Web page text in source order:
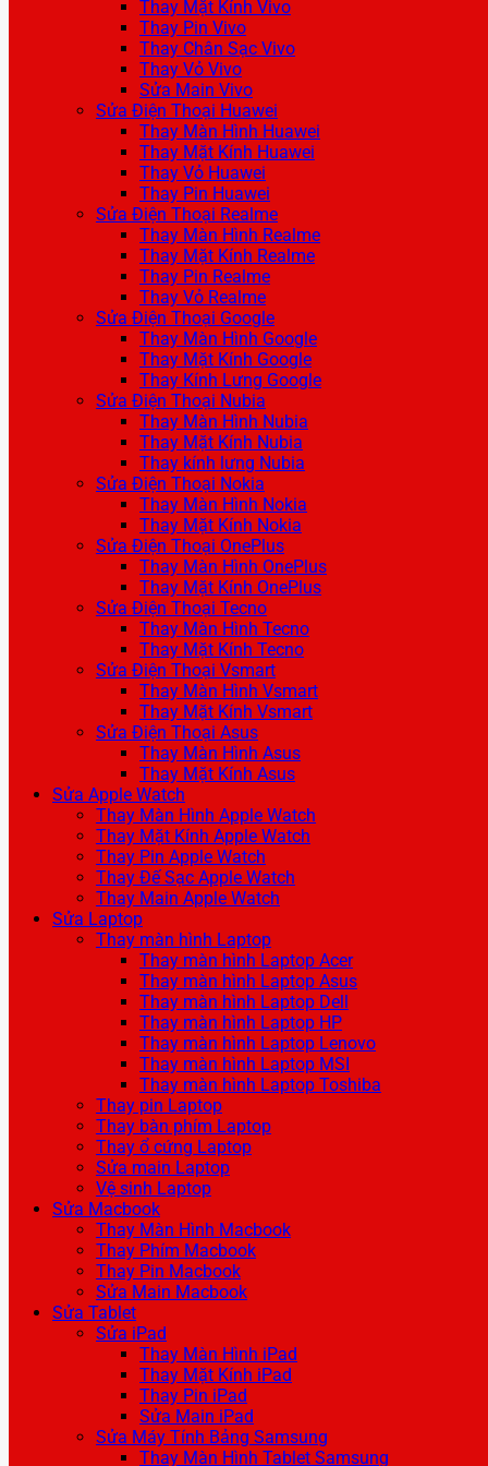
Thay Mặt Kính Vivo
Thay Pin Vivo
Thay Chân Sạc Vivo
Thay Vỏ Vivo
Sửa Main Vivo
Sửa Điện Thoại Huawei
Thay Màn Hình Huawei
Thay Mặt Kính Huawei
Thay Vỏ Huawei
Thay Pin Huawei
Sửa Điện Thoại Realme
Thay Màn Hình Realme
Thay Mặt Kính Realme
Thay Pin Realme
Thay Vỏ Realme
Sửa Điện Thoại Google
Thay Màn Hình Google
Thay Mặt Kính Google
Thay Kính Lưng Google
Sửa Điện Thoại Nubia
Thay Màn Hình Nubia
Thay Mặt Kính Nubia
Thay kính lưng Nubia
Sửa Điện Thoại Nokia
Thay Màn Hình Nokia
Thay Mặt Kính Nokia
Sửa Điện Thoại OnePlus
Thay Màn Hình OnePlus
Thay Mặt Kính OnePlus
Sửa Điện Thoại Tecno
Thay Màn Hình Tecno
Thay Mặt Kính Tecno
Sửa Điện Thoại Vsmart
Thay Màn Hình Vsmart
Thay Mặt Kính Vsmart
Sửa Điện Thoại Asus
Thay Màn Hình Asus
Thay Mặt Kính Asus
Sửa Apple Watch
Thay Màn Hình Apple Watch
Thay Mặt Kính Apple Watch
Thay Pin Apple Watch
Thay Đế Sạc Apple Watch
Thay Main Apple Watch
Sửa Laptop
Thay màn hình Laptop
Thay màn hình Laptop Acer
Thay màn hình Laptop Asus
Thay màn hình Laptop Dell
Thay màn hình Laptop HP
Thay màn hình Laptop Lenovo
Thay màn hình Laptop MSI
Thay màn hình Laptop Toshiba
Thay pin Laptop
Thay bàn phím Laptop
Thay ổ cứng Laptop
Sửa main Laptop
Vệ sinh Laptop
Sửa Macbook
Thay Màn Hình Macbook
Thay Phím Macbook
Thay Pin Macbook
Sửa Main Macbook
Sửa Tablet
Sửa iPad
Thay Màn Hình iPad
Thay Mặt Kính iPad
Thay Pin iPad
Sửa Main iPad
Sửa Máy Tính Bảng Samsung
Thay Màn Hình Tablet Samsung